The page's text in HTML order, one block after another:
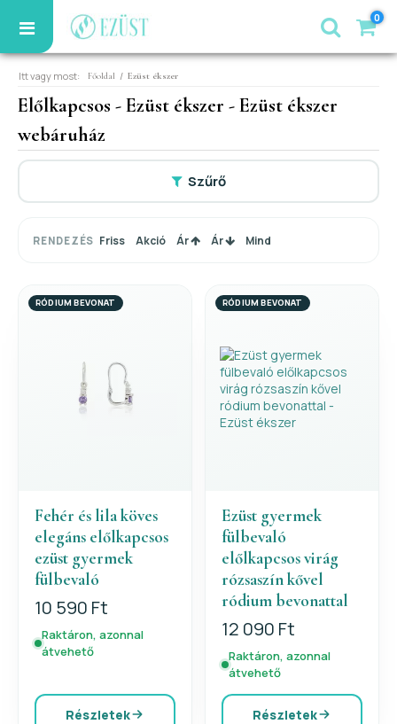
0
Itt vagy most: Főoldal / Ezüst ékszer
Előlkapcsos - Ezüst ékszer - Ezüst ékszer
webáruház
Szűrő
RENDEZÉS Friss Akció Ár Ár Mind
RÓDIUM BEVONAT
Fehér és lila köves
elegáns előlkapcsos
ezüst gyermek
fülbevaló
10 590 Ft
Raktáron, azonnal
átvehető
Részletek
RÓDIUM BEVONAT
Ezüst gyermek
fülbevaló
előlkapcsos virág
rózsaszín kővel
ródium bevonattal
12 090 Ft
Raktáron, azonnal
átvehető
Részletek